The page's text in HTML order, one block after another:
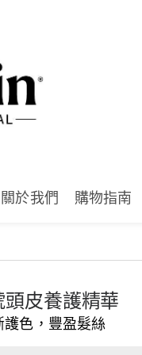
關於我們 購物指南
頭皮養護精華
護色，豐盈髮絲